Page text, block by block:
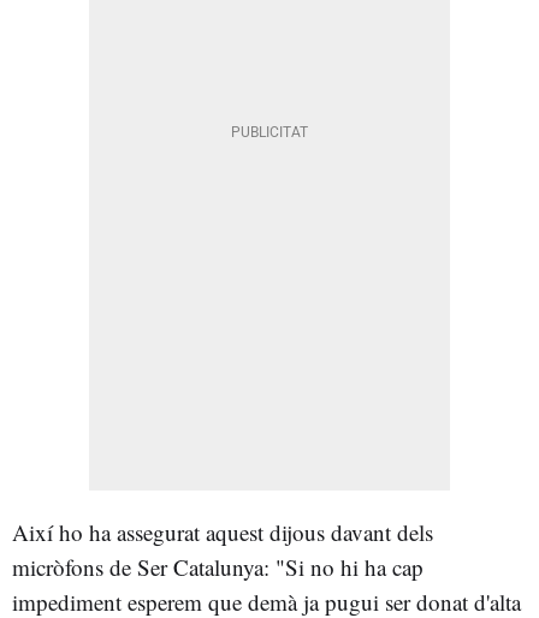
Així ho ha assegurat aquest dijous davant dels
micròfons de Ser Catalunya: "Si no hi ha cap
impediment esperem que demà ja pugui ser donat d'alta